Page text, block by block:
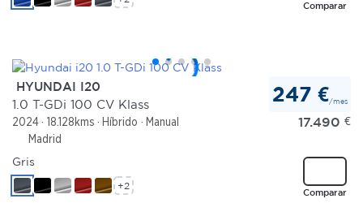
Comparar
HYUNDAI I20
1.0 T-GDi 100 CV Klass
2024 18.128kms Híbrido
Manual
Madrid
247 €/mes
17.490 €
Comparar
Gris
+2